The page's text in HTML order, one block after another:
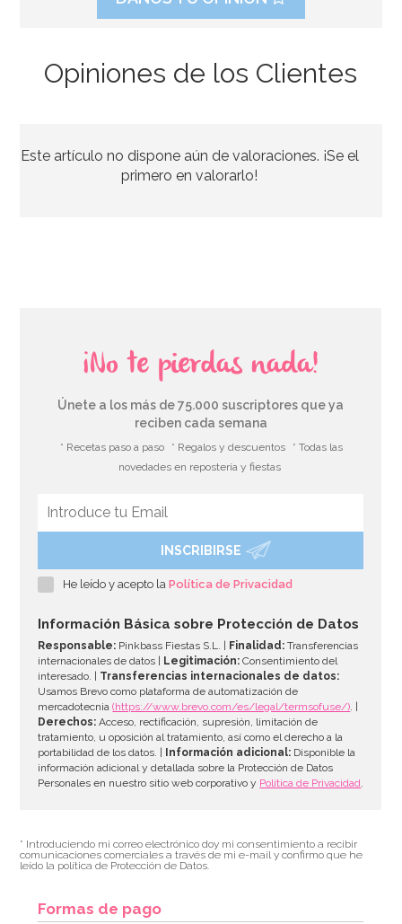
7,30€
Preparado para Galletas 1 Kg - FunCakes
AÑADIR
Opiniones de los Clientes
Este artículo no dispone aún de valoraciones. ¡Se el
primero en valorarlo!
¡No te pierdas nada!
Únete a los más de 75.000 suscriptores que ya
reciben cada semana
* Recetas paso a paso * Regalos y descuentos
* Todas las
novedades en repostería y fiestas
INSCRIBIRSE
He leído y acepto laPolítica de Privacidad
Información Básica sobre Protección de Datos
Responsable: Pinkbass Fiestas S.L. | Finalidad: Transferencias
internacionales de datos |
Legitimación: Consentimiento del
interesado. | Transferencias internacionales de datos:
Usamos Brevo como plataforma de automatización de
mercadotecnia(https://www.brevo.com/es/legal/termsofuse/). |
Derechos: Acceso, rectificación, supresión, limitación de
tratamiento, u oposición al tratamiento, así como el derecho a la
portabilidad de los datos. |
Información adicional: Disponible la
información adicional y detallada sobre la Protección de Datos
Personales en nuestro sitio web corporativo y Política de Privacidad.
* Introduciendo mi correo electrónico doy mi consentimiento a recibir
comunicaciones comerciales a través de mi e-mail y confirmo que he
leído la política de Protección de Datos.
Formas de pago